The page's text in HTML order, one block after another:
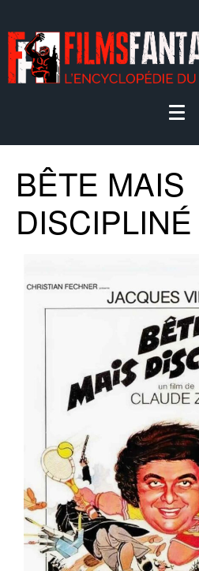
BÊTE MAIS